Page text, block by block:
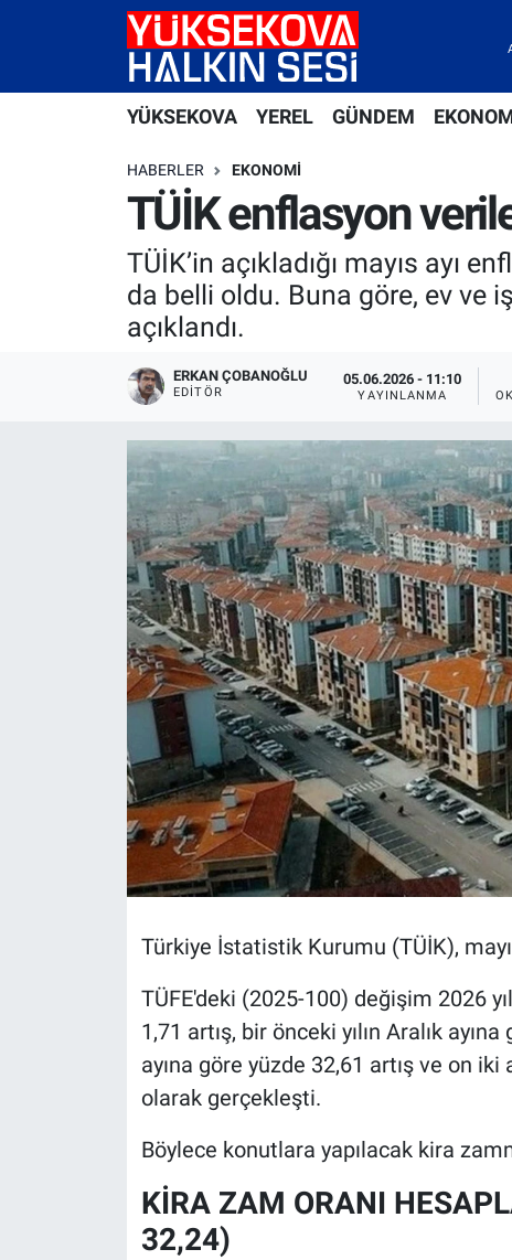
YÜKSEKOVA YEREL GÜNDEM
HABERLER EKONOMI
TÜİK enflasyon
TÜİK’in açıkladığı mayıs ayı
da belli oldu. Buna göre, ev ve
açıklandı.
ERKAN ÇOBANOĞLU
EDITÖR
05.06.2026 - 11:10
YAYINLANMA
Türkiye İstatistik Kurumu (TÜİK),
TÜFE'deki (2025-100) değişim 2026
1,71 artış, bir önceki yılın Aralık
ayına göre yüzde 32,61 artış ve on
olarak gerçekleşti.
Böylece konutlara yapılacak kira
KİRA ZAM ORANI
32,24)
Yüksekova Nöbetçi Eczaneler
Yüksekova Trafik Yoğunluk Haritası
Süper Lig Puan Durumu ve Fikstür
Tüm Manşetler
Son Dakika Haberleri